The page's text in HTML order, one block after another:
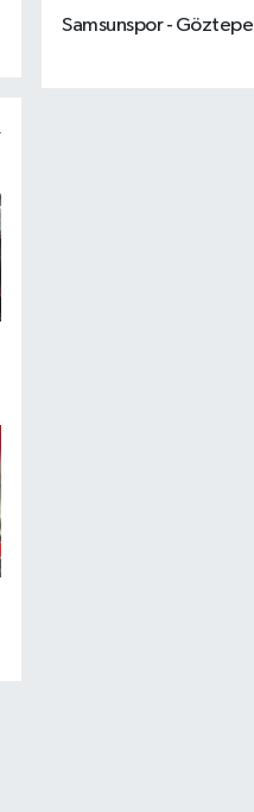
Samsunspor - Göztepe